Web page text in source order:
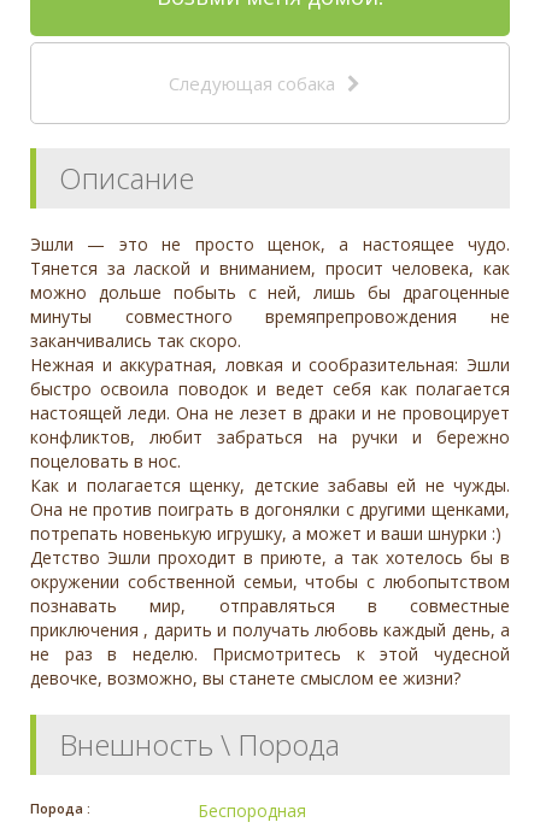
Следующая собака
Описание
Эшли — это не просто щенок, а настоящее чудо.
Тянется за лаской и вниманием, просит человека, как
можно дольше побыть с ней, лишь бы драгоценные
минуты совместного времяпрепровождения не
заканчивались так скоро.
Нежная и аккуратная, ловкая и сообразительная: Эшли
быстро освоила поводок и ведет себя как полагается
настоящей леди. Она не лезет в драки и не провоцирует
конфликтов, любит забраться на ручки и бережно
поцеловать в нос.
Как и полагается щенку, детские забавы ей не чужды.
Она не против поиграть в догонялки с другими щенками,
потрепать новенькую игрушку, а может и ваши шнурки :)
Детство Эшли проходит в приюте, а так хотелось бы в
окружении собственной семьи, чтобы с любопытством
познавать мир, отправляться в совместные
приключения , дарить и получать любовь каждый день, а
не раз в неделю. Присмотритесь к этой чудесной
девочке, возможно, вы станете смыслом ее жизни?
Внешность \ Порода
Порода : Беспородная